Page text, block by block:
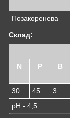
Позакоренева
Склад:
N
P B
30 45 3
pH - 4,5